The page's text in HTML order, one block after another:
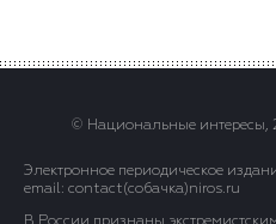
© Национальные интересы,
Электронное периодическое
email: contact(сoбaчка)niros.ru